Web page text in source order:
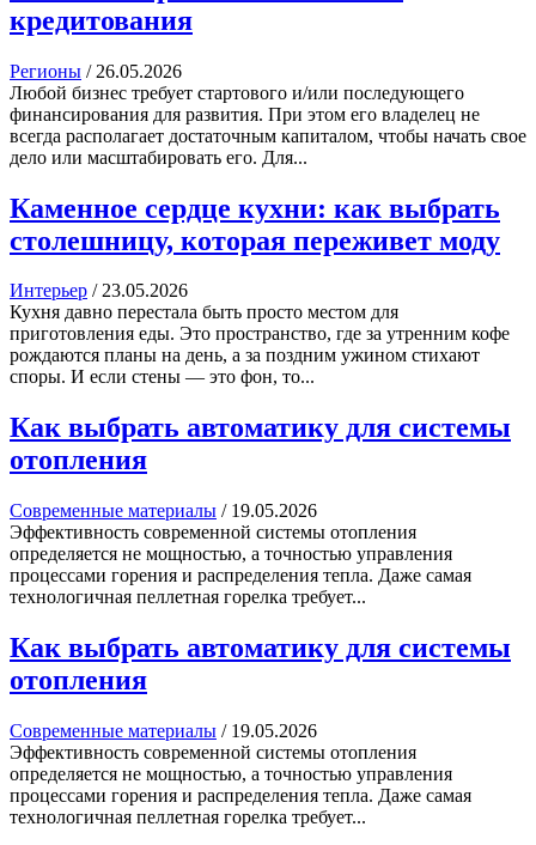
кредитования
Регионы / 26.05.2026
Любой бизнес требует стартового и/или последующего
финансирования для развития. При этом его владелец не
всегда располагает достаточным капиталом, чтобы начать свое
дело или масштабировать его. Для...
Каменное сердце кухни: как выбрать
столешницу, которая переживет моду
Интерьер /23.05.2026
Кухня давно перестала быть просто местом для
приготовления еды. Это пространство, где за утренним кофе
рождаются планы на день, а за поздним ужином стихают
споры. И если стены — это фон, то...
Как выбрать автоматику для системы
отопления
Современные материалы / 19.05.2026
Эффективность современной системы отопления
определяется не мощностью, а точностью управления
процессами горения и распределения тепла. Даже самая
технологичная пеллетная горелка требует...
Как выбрать автоматику для системы
отопления
Современные материалы / 19.05.2026
Эффективность современной системы отопления
определяется не мощностью, а точностью управления
процессами горения и распределения тепла. Даже самая
технологичная пеллетная горелка требует...